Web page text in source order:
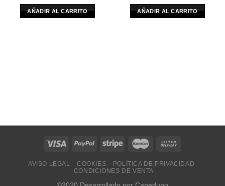
AÑADIR AL CARRITO AÑADIR AL CARRITO
AVISO LEGAL COOKIES
POLÍTICA DE PRIVACIDAD
CONDICIONES DE VENTA